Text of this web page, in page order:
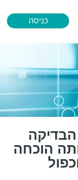
כניסה
הבדיקה
הוכחה